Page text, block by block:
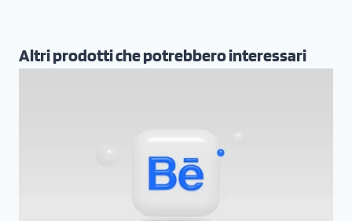
Altri prodotti che potrebbero interessari